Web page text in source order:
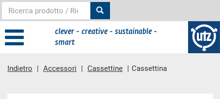
clever - creative - sustainable -
smart
Indietro Accessori Cassettine Cassettina